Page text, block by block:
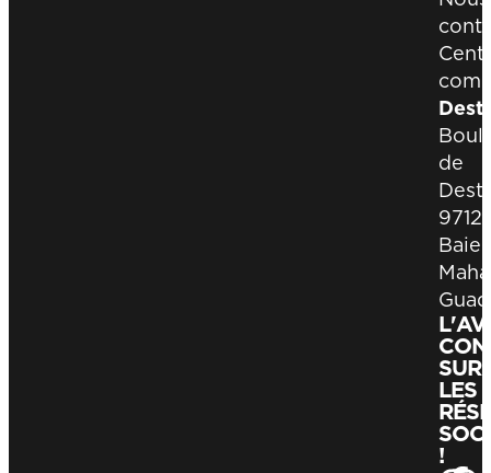
de
Baie-
SUR
LES
!